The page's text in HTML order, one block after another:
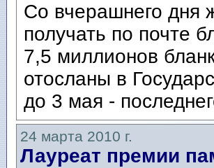
Со вчерашнего дня
получать по почте
7,5 миллионов
отосланы в
до 3 мая -
24 марта 2010 г.
Лауреат премии